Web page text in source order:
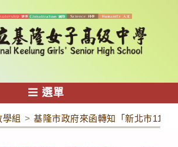
選單
學組 > 基隆市政府來函轉知「新北市113